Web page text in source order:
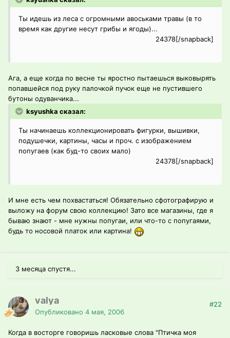
Ты идешь из леса с огромными авоськами травы (в то
время как другие несут грибы и ягоды)...
24378[/snapback]
Ага, а еще когда по весне ты яростно пытаешься выковырять
попавшейся под руку палочкой пучок еще не пустившего
бутоны одуванчика...
ksyushka сказал:
Ты начинаешь коллекционировать фигурки, вышивки,
подушечки, картины, часы и проч. с изображением
попугаев (как буд-то своих мало)
24378[/snapback]
И мне есть чем похвастаться! Обязательно сфотографирую и
выложу на форум свою коллекцию! Зато все магазины, где я
бываю знают - мне нужны попугаи, или что-то с попугаями,
будь то носовой платок или картина!
3 месяца спустя...
valya
Опубликовано 4 мая, 2006
#22
Когда в восторге говоришь ласковые слова "Птичка моя